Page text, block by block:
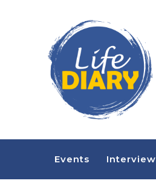
Events Interview